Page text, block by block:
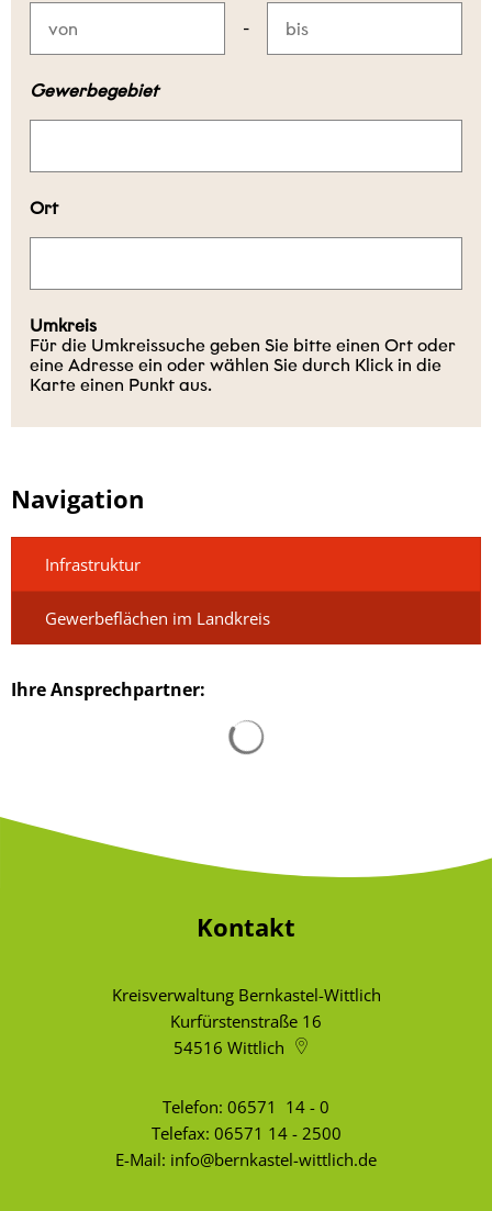
Navigation
Infrastruktur
Gewerbeflächen im Landkreis
Ihre Ansprechpartner:
Kontakt
Kreisverwaltung Bernkastel-Wittlich
Kurfürstenstraße 16
54516 Wittlich
Telefon: 06571 14 - 0
Telefax: 06571 14 - 2500
E-Mail: info@bernkastel-wittlich.de